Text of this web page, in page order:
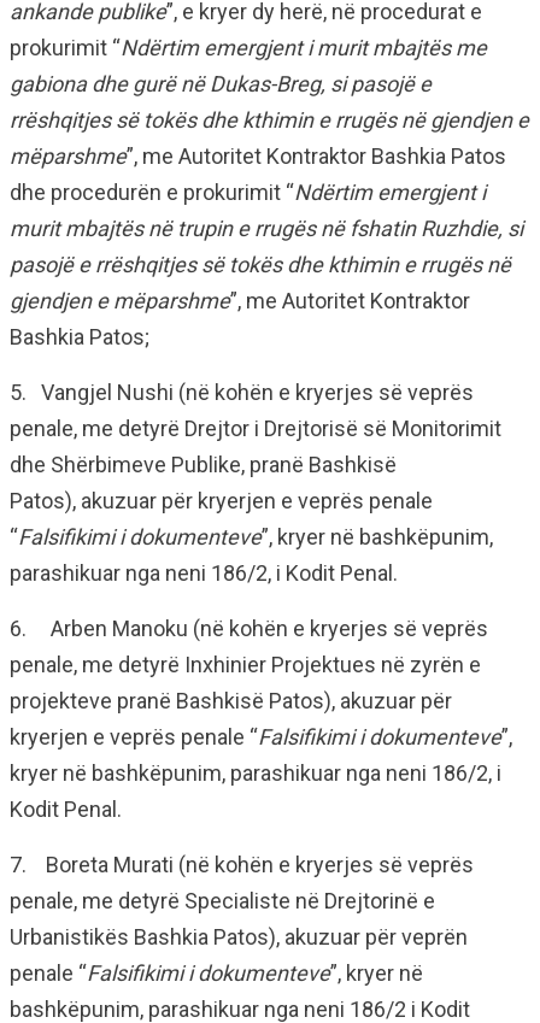
ankande publike”, e kryer dy herë, në procedurat e
prokurimit “Ndërtim emergjent i murit mbajtës me
gabiona dhe gurë në Dukas-Breg, si pasojë e
rrëshqitjes së tokës dhe kthimin e rrugës në gjendjen e
mëparshme”, me Autoritet Kontraktor Bashkia Patos
dhe procedurën e prokurimit “Ndërtim emergjent i
murit mbajtës në trupin e rrugës në fshatin Ruzhdie, si
pasojë e rrëshqitjes së tokës dhe kthimin e rrugës në
gjendjen e mëparshme”, me Autoritet Kontraktor
Bashkia Patos;
5. Vangjel Nushi (në kohën e kryerjes së veprës
penale, me detyrë Drejtor i Drejtorisë së Monitorimit
dhe Shërbimeve Publike, pranë Bashkisë
Patos), akuzuar për kryerjen e veprës penale
“Falsifikimi i dokumenteve”, kryer në bashkëpunim,
parashikuar nga neni 186/2, i Kodit Penal.
6. Arben Manoku (në kohën e kryerjes së veprës
penale, me detyrë Inxhinier Projektues në zyrën e
projekteve pranë Bashkisë Patos), akuzuar për
kryerjen e veprës penale “Falsifikimi i dokumenteve”,
kryer në bashkëpunim, parashikuar nga neni 186/2, i
Kodit Penal.
7. Boreta Murati (në kohën e kryerjes së veprës
penale, me detyrë Specialiste në Drejtorinë e
Urbanistikës Bashkia Patos), akuzuar për veprën
penale “Falsifikimi i dokumenteve”, kryer në
bashkëpunim, parashikuar nga neni 186/2 i Kodit